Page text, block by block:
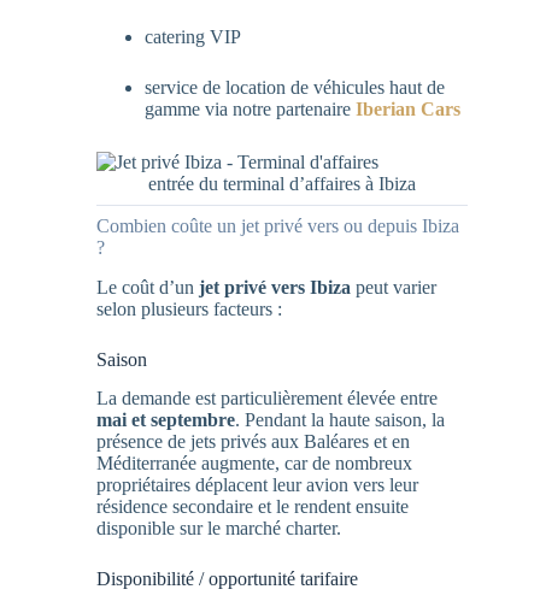
catering VIP
service de location de véhicules haut de
gamme via notre partenaire Iberian Cars
entrée du terminal d’affaires à Ibiza
Combien coûte un jet privé vers ou depuis Ibiza
?
Le coût d’un jet privé vers Ibiza peut varier
selon plusieurs facteurs :
Saison
La demande est particulièrement élevée entre
mai et septembre. Pendant la haute saison, la
présence de jets privés aux Baléares et en
Méditerranée augmente, car de nombreux
propriétaires déplacent leur avion vers leur
résidence secondaire et le rendent ensuite
disponible sur le marché charter.
Disponibilité / opportunité tarifaire